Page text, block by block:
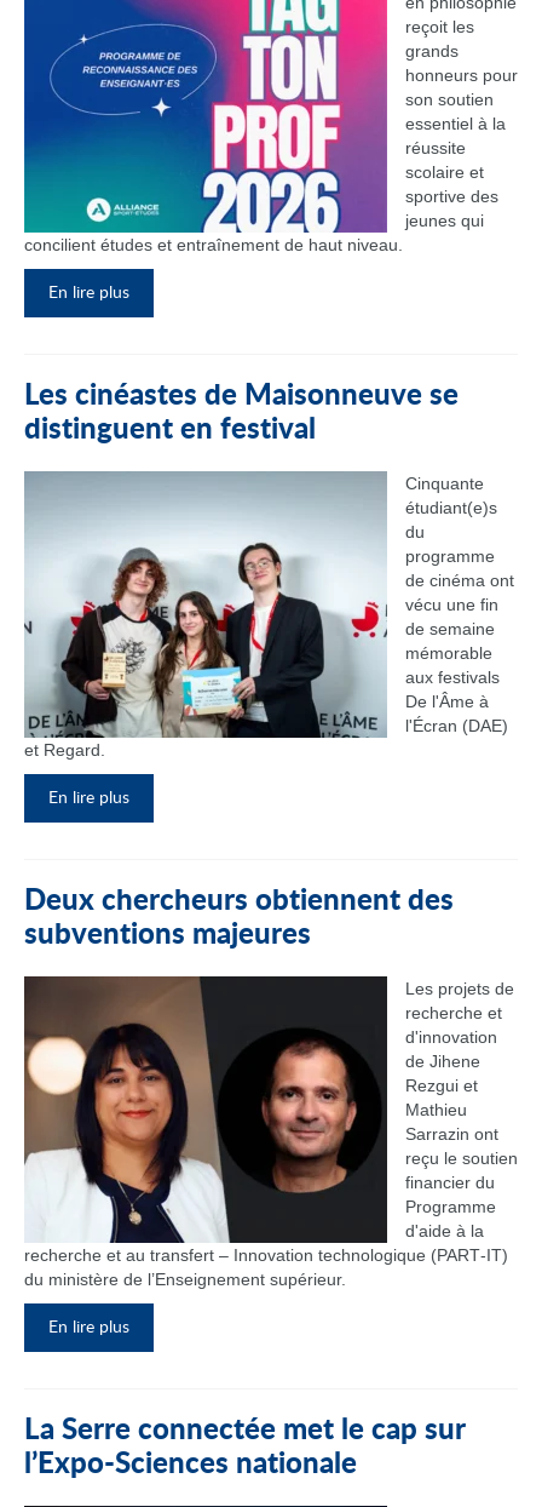
reçoit les
grands
honneurs pour
son soutien
essentiel à la
réussite
scolaire et
sportive des
jeunes qui
concilient études et entraînement de haut niveau.
En lire plus
Les cinéastes de Maisonneuve se
distinguent en festival
Cinquante
étudiant(e)s
du
programme
de cinéma ont
vécu une fin
de semaine
mémorable
aux festivals
De l'Âme à
l'Écran (DAE)
et Regard.
En lire plus
Deux chercheurs obtiennent des
subventions majeures
Les projets de
recherche et
d'innovation
de Jihene
Rezgui et
Mathieu
Sarrazin ont
reçu le soutien
financier du
Programme
d'aide à la
recherche et au transfert – Innovation technologique (PART‑IT)
du ministère de l’Enseignement supérieur.
En lire plus
La Serre connectée met le cap sur
l’Expo-Sciences nationale